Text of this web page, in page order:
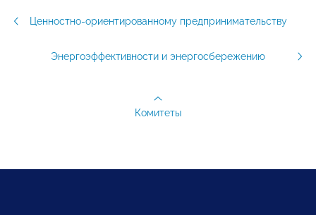
Ценностно-ориентированному предпринимательству
Энергоэффективности и энергосбережению
Комитеты